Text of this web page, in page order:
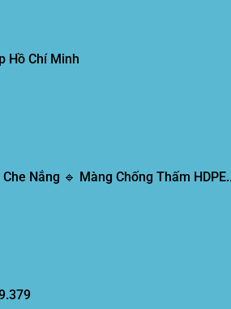
Hồ Chí Minh
Nắng 🔹 Màng Chống Thấm